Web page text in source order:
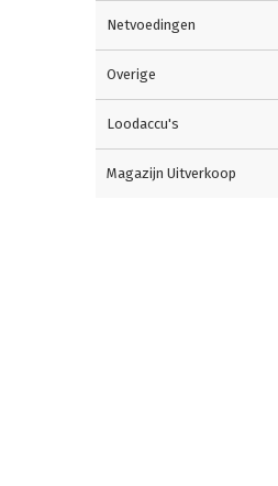
Netvoedingen
Overige
Loodaccu's
Magazijn Uitverkoop